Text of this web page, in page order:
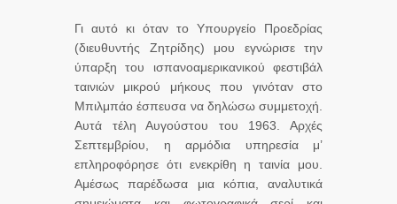
Γι αυτό κι όταν το Υπουργείο Προεδρίας
(διευθυντής Ζητρίδης) μου εγνώρισε την
ύπαρξη του ισπανοαμερικανικού φεστιβάλ
ταινιών μικρού μήκους που γινόταν στο
Μπιλμπάο έσπευσα να δηλώσω συμμετοχή.
Αυτά τέλη Αυγούστου του 1963. Αρχές
Σεπτεμβρίου, η αρμόδια υπηρεσία μ’
επληροφόρησε ότι ενεκρίθη η ταινία μου.
Αμέσως παρέδωσα μια κόπια, αναλυτικά